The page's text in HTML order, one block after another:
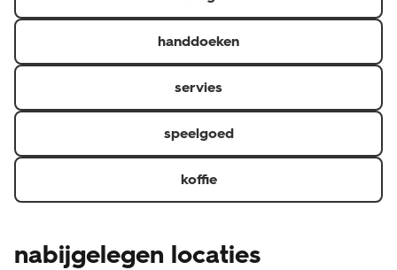
handdoeken
servies
speelgoed
koffie
nabijgelegen locaties